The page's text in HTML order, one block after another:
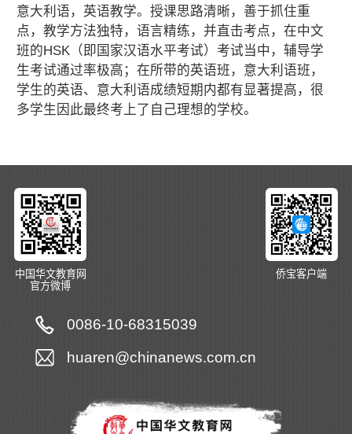
意大利语，英语教学。授课思路清晰，善于抓住重
点，教学方法独特，语言精练，并直击考点，在中文
班的HSK（即国家汉语水平考试）考试当中，辅导学
生考试通过率极高；在所带的英语班，意大利语班，
学生的英语、意大利语成绩短期内都有显著提高，很
多学生因此最终考上了自己理想的学校。
中国华文教育网
官方微博
侨宝客户端
0086-10-68315039
huaren@chinanews.com.cn